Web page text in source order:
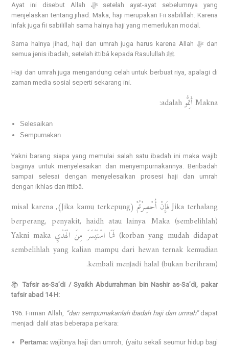
Ayat ini disebut Allah ﷻ setelah ayat-ayat sebelumnya yang
menjelaskan tentang jihad. Maka, haji merupakan Fii sabilillah. Karena
Infak juga fii sabilillah sama halnya haji yang memerlukan modal.
Sama halnya jihad, haji dan umrah juga harus karena Allah ﷻ dan
Haji dan umrah juga mengandung celah untuk berbuat riya, apalagi di
zaman media sosial seperti sekarang ini.
Makna أَتِمُّو adalah:
Selesaikan
Sempurnakan
Yakni barang siapa yang memulai salah satu ibadah ini maka wajib
baginya untuk menyelesaikan dan menyempurnakannya. Beribadah
sampai selesai dengan menyelesaikan prosesi haji dan umrah
dengan ikhlas dan ittibâ.
Jika terhalang فَإِنْ أُحْصِرْتُمْ (Jika kamu terkepung), misal karena
berperang, penyakit, haidh atau lainya. Maka (sembelihlah)
korban yang mudah didapat) فَمَا اسْتَيْسَرَ مِنَ الْهَدْيِ Yakni maka
sembelihlah yang kalian mampu dari hewan ternak kemudian
kembali menjadi halal (bukan berihram).
📚 Tafsir as-Sa’di / Syaikh Abdurrahman bin Nashir as-Sa’di, pakar
tafsir abad 14 H:
196. Firman Allah, “dan sempurnakanlah ibadah haji dan umrah”dapat
menjadi dalil atas beberapa perkara:
Pertama: wajibnya haji dan umroh, (yaitu sekali seumur hidup bagi